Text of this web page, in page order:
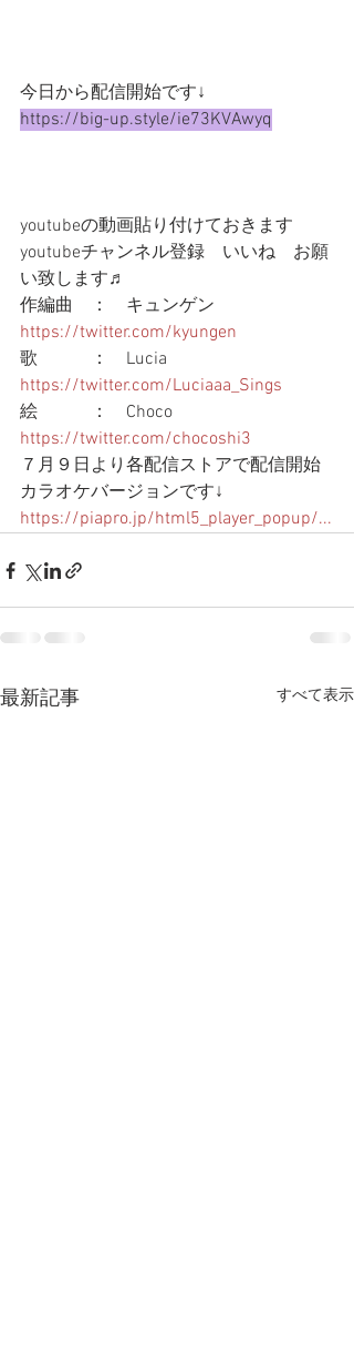
今日から配信開始です↓
https://big-up.style/ie73KVAwyq
youtubeの動画貼り付けておきます
youtubeチャンネル登録　いいね　お願
い致します♬
作編曲　：　キュンゲン
https://twitter.com/kyungen
歌　　　：　Lucia
https://twitter.com/Luciaaa_Sings
絵　　　：　Choco
https://twitter.com/chocoshi3
７月９日より各配信ストアで配信開始
カラオケバージョンです↓
https://piapro.jp/html5_player_popup/...
最新記事 すべて表示